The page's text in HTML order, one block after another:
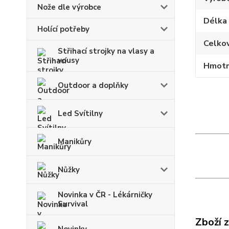
Nože dle výrobce
Holící potřeby
Střihací strojky na vlasy a
vousy
Outdoor a doplňky
Led Svítilny
Manikůry
Nůžky
Novinka v ČR - Lékárničky
Survival
Zboží